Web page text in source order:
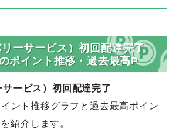
ーサービス）初回配達完了
ポイント推移・過去最高P
ービス）初回配達完了
ント推移グラフと過去最高ポイン
紹介します。